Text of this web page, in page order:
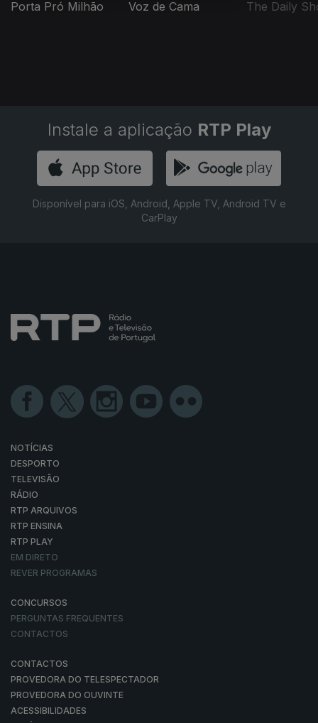
Porta Pró Milhão Voz de Cama The Daily
Instale a aplicação RTP Play
Disponível para iOS, Android, Apple TV, Android TV e
CarPlay
NOTÍCIAS
DESPORTO
TELEVISÃO
RÁDIO
RTP ARQUIVOS
RTP ENSINA
RTP PLAY
EM DIRETO
REVER PROGRAMAS
CONCURSOS
PERGUNTAS FREQUENTES
CONTACTOS
CONTACTOS
PROVEDORA DO TELESPECTADOR
PROVEDORA DO OUVINTE
ACESSIBILIDADES